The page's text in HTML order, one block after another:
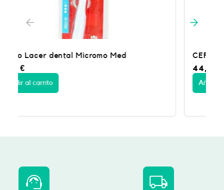
CEPILLO ORALB RECARGABLE PRO 1
Añadir al carrito